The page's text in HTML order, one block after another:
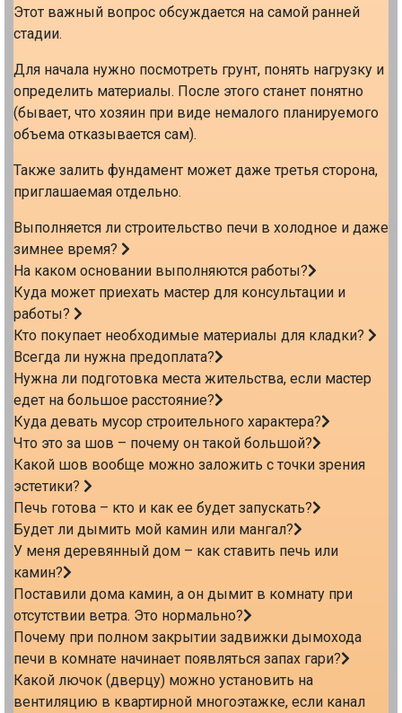
Этот важный вопрос обсуждается на самой ранней
стадии.
Для начала нужно посмотреть грунт, понять нагрузку и
определить материалы. После этого станет понятно
(бывает, что хозяин при виде немалого планируемого
объема отказывается сам).
Также залить фундамент может даже третья сторона,
приглашаемая отдельно.
Выполняется ли строительство печи в холодное и даже
зимнее время?
На каком основании выполняются работы?
Куда может приехать мастер для консультации и
работы?
Кто покупает необходимые материалы для кладки?
Всегда ли нужна предоплата?
Нужна ли подготовка места жительства, если мастер
едет на большое расстояние?
Куда девать мусор строительного характера?
Что это за шов – почему он такой большой?
Какой шов вообще можно заложить с точки зрения
эстетики?
Печь готова – кто и как ее будет запускать?
Будет ли дымить мой камин или мангал?
У меня деревянный дом – как ставить печь или
камин?
Поставили дома камин, а он дымит в комнату при
отсутствии ветра. Это нормально?
Почему при полном закрытии задвижки дымохода
печи в комнате начинает появляться запах гари?
Какой лючок (дверцу) можно установить на
вентиляцию в квартирной многоэтажке, если канал